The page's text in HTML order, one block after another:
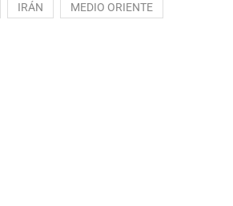
IRÁN MEDIO ORIENTE